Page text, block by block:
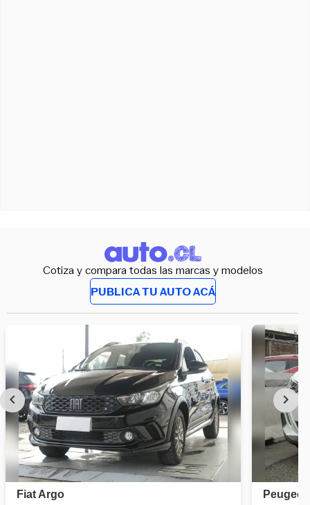
Cotiza y compara todas las marcas y modelos
PUBLICA TU AUTO ACÁ